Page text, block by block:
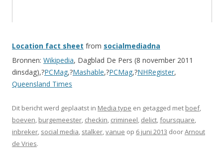
Location fact sheet from socialmediadna
Bronnen: Wikipedia, Dagblad De Pers (8 november 2011
dinsdag),?PCMag,?Mashable,?PCMag,?NHRegister,
Queensland Times
Dit bericht werd geplaatst in Media type en getagged met boef,
boeven, burgemeester, checkin, crimineel, delict,foursquare,
inbreker, social media, stalker,vanue op 6 juni 2013 doorArnout
de Vries.